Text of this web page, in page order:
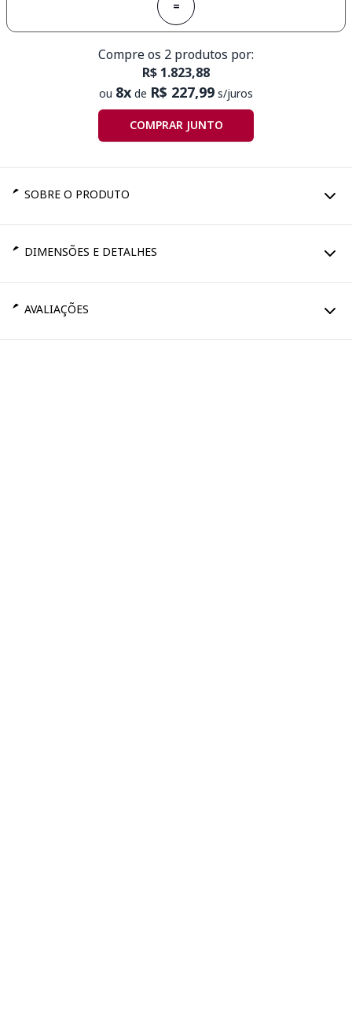
=
Compre os 2 produtos por:
R$ 1.823,88
ou 8x de R$ 227,99 s/juros
COMPRAR JUNTO
SOBRE O PRODUTO
DIMENSÕES E DETALHES
AVALIAÇÕES